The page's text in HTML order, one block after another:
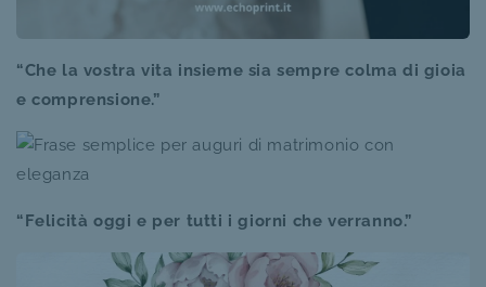
“Che la vostra vita insieme sia sempre colma di gioia
e comprensione.”
“Felicità oggi e per tutti i giorni che verranno.”